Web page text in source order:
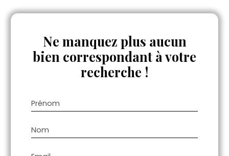
Ne manquez plus aucun
bien correspondant à votre
recherche !
Prénom
Nom